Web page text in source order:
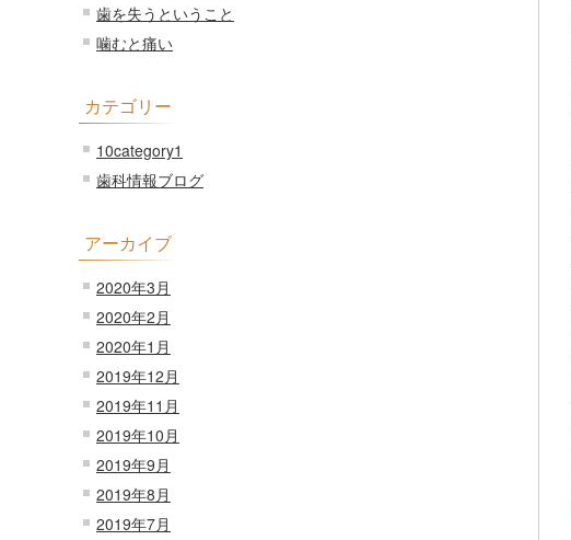
歯を失うということ
噛むと痛い
カテゴリー
10category1
歯科情報ブログ
アーカイブ
2020年3月
2020年2月
2020年1月
2019年12月
2019年11月
2019年10月
2019年9月
2019年8月
2019年7月